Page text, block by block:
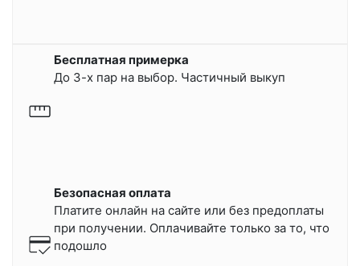
Бесплатная примерка
До 3-х пар на выбор. Частичный выкуп
Безопасная оплата
Платите онлайн на сайте или без предоплаты
при получении. Оплачивайте только за то, что
подошло